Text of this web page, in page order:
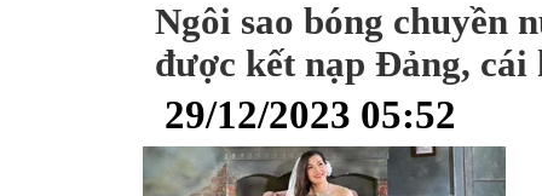
Ngôi sao bóng chuyền
được kết nạp Đảng, cái
29/12/2023 05:52